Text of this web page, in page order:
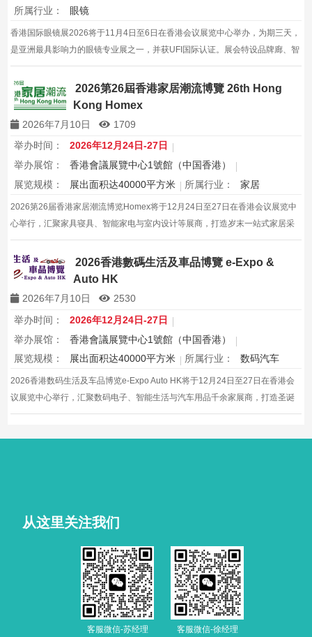
所属行业：
眼镜
香港国际眼镜展2026将于11月4日至6日在香港会议展览中心举办，为期三天，
是亚洲最具影响力的眼镜专业展之一，并获UFI国际认证。展会特设品牌廊、智
能眼镜专区与多国展馆，汇聚全球视光产品供应商，并配套眼镜汇演与行业论
坛，为展商与买家创造高效的跨境商贸与合作机…
2026第26屆香港家居潮流博覽 26th Hong
Kong Homex
2026年7月10日
1709
举办时间：
2026年12月24日-27日
举办展馆：
香港會議展覽中心1號館（中国香港）
展览规模：
展出面积达40000平方米 所属行业： 家居
2026第26届香港家居潮流博览Homex将于12月24日至27日在香港会议展览中
心举行，汇聚家具寝具、智能家电与室内设计等展商，打造岁末一站式家居采
购与灵感盛会，欢迎本地家庭与海内外买家入场挑选心仪家居好物，共度温馨
节日购物季，感受设计之美。2026香港數碼生活及車品博覽 e-Expo &
Auto HK
2026年7月10日
2530
举办时间：
2026年12月24日-27日
举办展馆：
香港會議展覽中心1號館（中国香港）
展览规模：
展出面积达40000平方米 所属行业： 数码汽车
2026香港数码生活及车品博览e-Expo Auto HK将于12月24日至27日在香港会
议展览中心举行，汇聚数码电子、智能生活与汽车用品千余家展商，打造圣诞
黄金档科技车品一站式采购盛会，欢迎观众与买家到场体验交流，共赴年度科
从这里关注我们
客服微信-苏经理 客服微信-徐经理